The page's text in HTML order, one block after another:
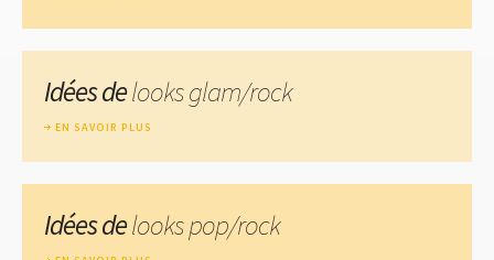
Idées delooks glam/rock
EN SAVOIR PLUS
Idées delooks pop/rock